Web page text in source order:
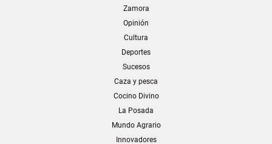
Zamora
Opinión
Cultura
Deportes
Sucesos
Caza y pesca
Cocino Divino
La Posada
Mundo Agrario
Innovadores